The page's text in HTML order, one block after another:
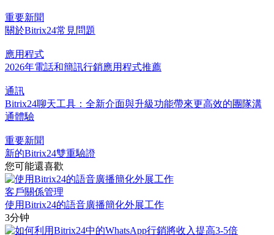
重要新聞
關於Bitrix24常見問題
應用程式
2026年電話和簡訊行銷應用程式推薦
通訊
Bitrix24聊天工具：全新介面與升級功能帶來更高效的團隊溝
通體驗
重要新聞
新的Bitrix24雙重驗證
您可能還喜歡
客戶關係管理
使用Bitrix24的語音廣播簡化外展工作
3分钟